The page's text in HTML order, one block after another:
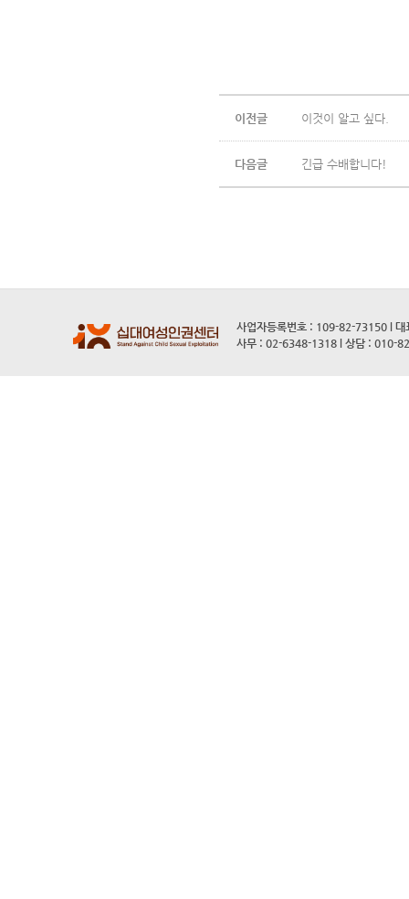
이전글 이것이 알고 싶다.
다음글 긴급 수배합니다!
사업자등록번호 : 109-82-73150 l 대
사무 : 02-6348-1318 l 상담 : 010-